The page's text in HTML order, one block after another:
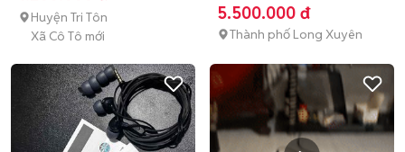
Huyện Tri Tôn
Xã Cô Tô mới
5.500.000 đ
Thành phố Long Xuyên